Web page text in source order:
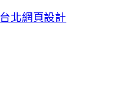
台北網頁設計